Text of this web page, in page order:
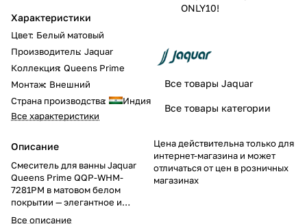
Характеристики
Цвет: Белый матовый
Производитель: Jaquar
Коллекция: Queens Prime
Монтаж: Внешний
Страна производства:
Индия
Все характеристики
Описание
Смеситель для ванны Jaquar
Queens Prime QQP-WHM-
7281PM в матовом белом
покрытии — элегантное и
универсальное решение 3-в-1
Все описание
ONLY10!
Все товары Jaquar
Все товары категории
Цена действительна только для
интернет-магазина и может
отличаться от цен в розничных
магазинах